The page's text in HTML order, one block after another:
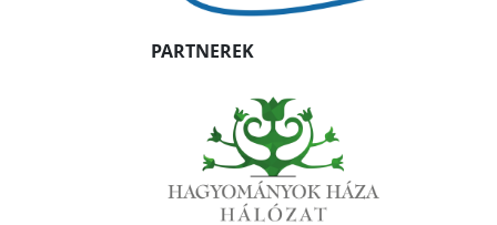
PARTNEREK